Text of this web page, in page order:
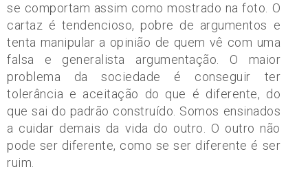
se comportam assim como mostrado na foto. O
cartaz é tendencioso, pobre de argumentos e
tenta manipular a opinião de quem vê com uma
falsa e generalista argumentação. O maior
problema da sociedade é conseguir ter
tolerância e aceitação do que é diferente, do
que sai do padrão construído. Somos ensinados
a cuidar demais da vida do outro. O outro não
pode ser diferente, como se ser diferente é ser
ruim.